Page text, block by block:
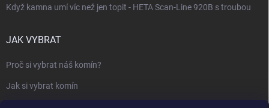
Když kamna umí víc než jen topit - HETA Scan-Line 920B s troubou
JAK VYBRAT
Proč si vybrat náš komín?
Jak si vybrat komín